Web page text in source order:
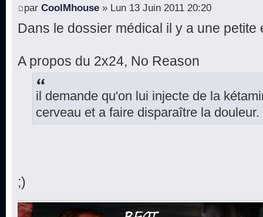
par CoolMhouse » Lun 13 Juin 2011 20:20
Dans le dossier médical il y a une petite
A propos du 2x24, No Reason
il demande qu'on lui injecte de la
cerveau et a faire disparaître la douleur.
;)